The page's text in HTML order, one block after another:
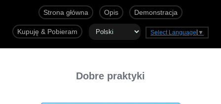
Strona główna Opis Demonstracja
Kupuję & Pobieram Select Language ▼
Dobre praktyki